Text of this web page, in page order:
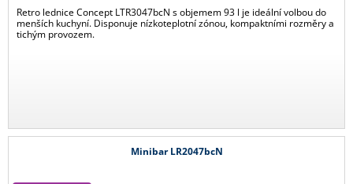
Retro lednice Concept LTR3047bcN s objemem 93 l je ideální volbou do
menších kuchyní. Disponuje nízkoteplotní zónou, kompaktními rozměry a
tichým provozem.
Minibar LR2047bcN